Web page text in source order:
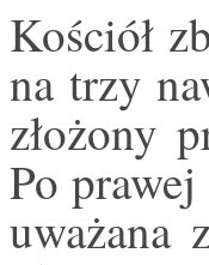
Kościół
na trzy
złożony
Po
uważana